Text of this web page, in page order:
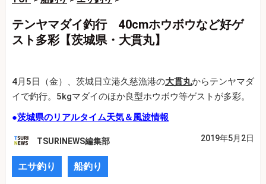
テンヤマダイ釣行 40cmホウボウなど好ゲ
スト多彩【茨城県・大貫丸】
4月5日（金）、茨城日立港久慈漁港の大貫丸からテンヤマダ
イで釣行。5kgマダイのほか良型ホウボウ等ゲストが多彩。
●茨城県のリアルタイム天気＆風波情報
TSURINEWS編集部 2019年5月2日
エサ釣り 船釣り